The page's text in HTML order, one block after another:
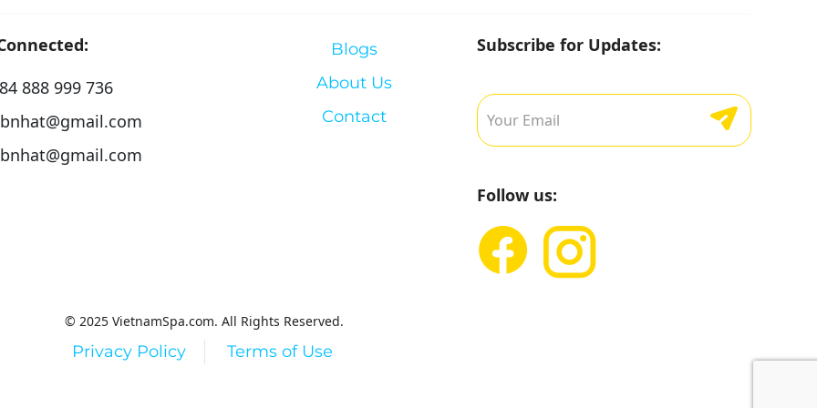
888 999 736
Blogs
About Us
Contact
Subscribe for Updates:
Follow us:
© 2025 VietnamSpa.com. All Rights Reserved.
Privacy Policy Terms of Use